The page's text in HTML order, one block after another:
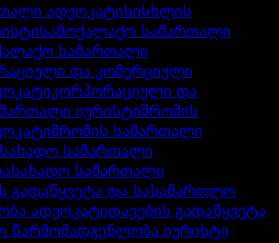
ადვოკატისისხლის
სამოქალაქო სამართალი
სამართალი
და კომერციული
კორპორაციული და
იურისტიშრომის
შრომის სამართალი
სამართალი
სამართალი
გადაწყვეტა და სასამართლო
ადვოკატიდავების გადაწყვეტა
წარმომადგენლობა იურისტი